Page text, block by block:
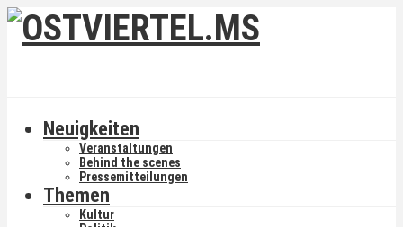
Neuigkeiten
Veranstaltungen
Behind the scenes
Pressemitteilungen
Themen
Kultur